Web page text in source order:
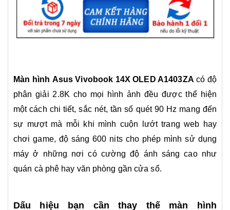
Màn hình Asus Vivobook 14X OLED A1403ZA có độ
phân giải 2.8K cho mọi hình ảnh đều được thể hiện
một cách chi tiết, sắc nét, tần số quét 90 Hz mang đến
sự mượt mà mỗi khi mình cuộn lướt trang web hay
chơi game, độ sáng 600 nits cho phép mình sử dụng
máy ở những nơi có cường độ ánh sáng cao như
quán cà phê hay văn phòng gần cửa sổ.
Dấu hiệu bạn cần thay thế màn hình